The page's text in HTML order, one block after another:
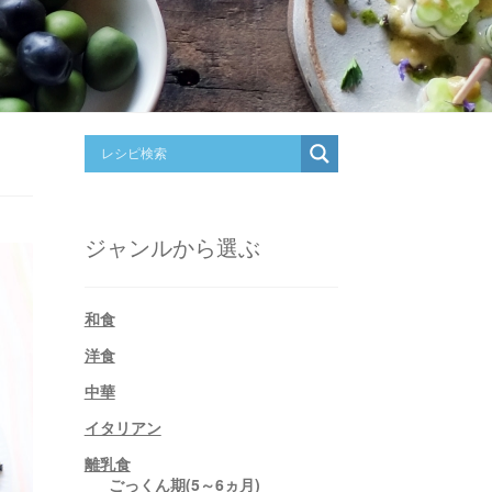
ジャンルから選ぶ
和食
洋食
中華
イタリアン
離乳食
ごっくん期(5～6ヵ月)